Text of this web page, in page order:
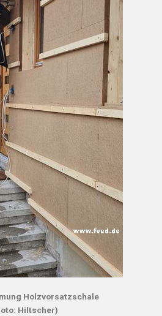
Holzvorsatzschale
Hiltscher)